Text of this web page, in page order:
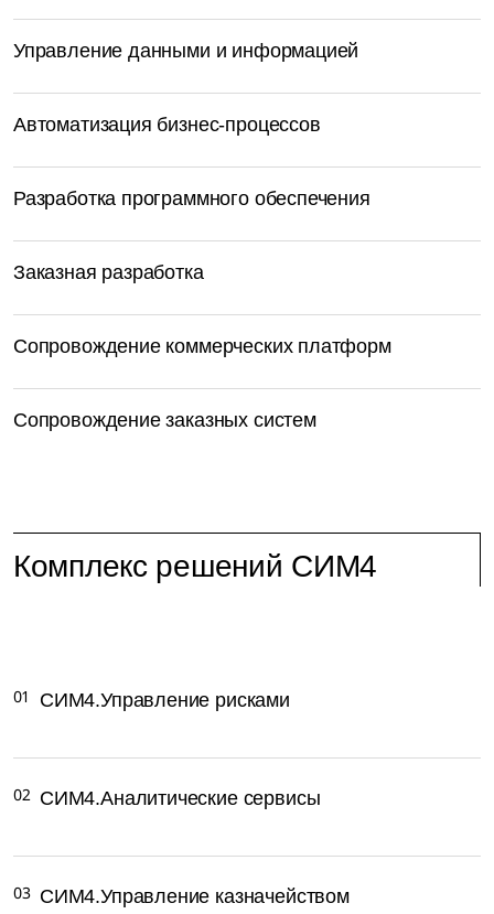
Управление данными и информацией
Автоматизация бизнес-процессов
Разработка программного обеспечения
Заказная разработка
Сопровождение коммерческих платформ
Сопровождение заказных систем
Комплекс решений СИМ4
СИМ4.Управление рисками
01
СИМ4.Аналитические сервисы
02
СИМ4.Управление казначейством
03